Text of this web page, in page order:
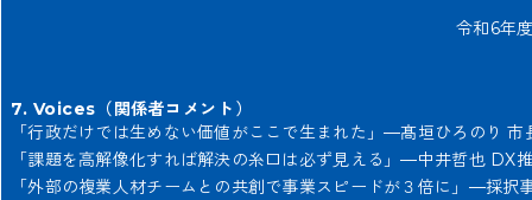
令和6年
7. Voices（関係者コメント）
「行政だけでは生めない価値がここで生まれた」—髙垣ひろのり 市
「課題を高解像化すれば解決の糸口は必ず見える」—中井哲也 DX
「外部の複業人材チームとの共創で事業スピードが３倍に」—採択